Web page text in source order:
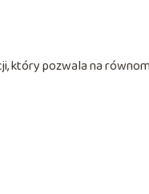
który pozwala na